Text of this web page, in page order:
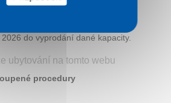
do vyprodání dané kapacity.
ubytování na tomto webu
procedury